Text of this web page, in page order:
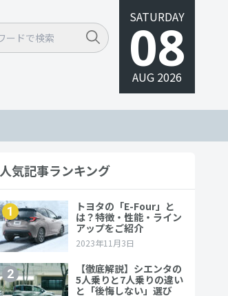
SATURDAY
08
AUG 2026
人気記事ランキング